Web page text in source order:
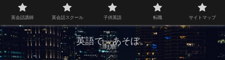
英語で、あそぼ。
英会話講師 英会話スクール 子供英語 転職 サイトマップ